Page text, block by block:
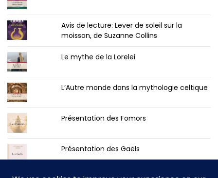
Avis de lecture: Lever de soleil sur la
moisson, de Suzanne Collins
Le mythe de la Lorelei
L’Autre monde dans la mythologie celtique
Présentation des Fomors
Présentation des Gaëls